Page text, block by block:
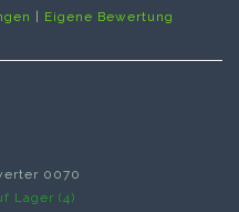
Eigene Bewertung
0070
Lager (4)